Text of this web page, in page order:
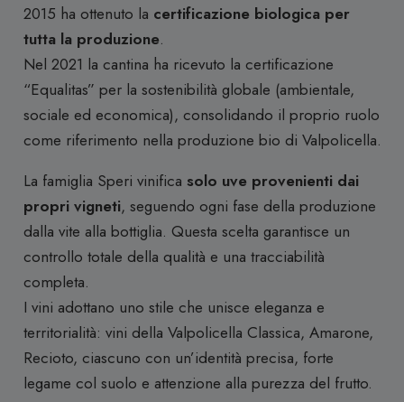
2015 ha ottenuto la certificazione biologica per
tutta la produzione.
Nel 2021 la cantina ha ricevuto la certificazione
“Equalitas” per la sostenibilità globale (ambientale,
sociale ed economica), consolidando il proprio ruolo
come riferimento nella produzione bio di Valpolicella.
La famiglia Speri vinifica solo uve provenienti dai
propri vigneti, seguendo ogni fase della produzione
dalla vite alla bottiglia. Questa scelta garantisce un
controllo totale della qualità e una tracciabilità
completa.
I vini adottano uno stile che unisce eleganza e
territorialità: vini della Valpolicella Classica, Amarone,
Recioto, ciascuno con un’identità precisa, forte
legame col suolo e attenzione alla purezza del frutto.